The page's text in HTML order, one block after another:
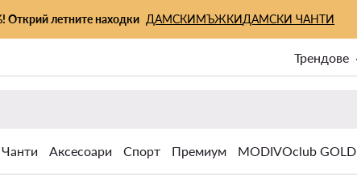
Открий летните находки ДАМСКИМЪЖКИДАМСКИ ЧАНТИ
Трендове
Чанти Аксесоари Спорт Премиум MODIVOclub GOLD